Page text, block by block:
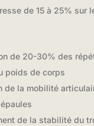
de 15 à 25% sur
de 20-30% des
poids de corps
de la mobilité
de la stabilité du